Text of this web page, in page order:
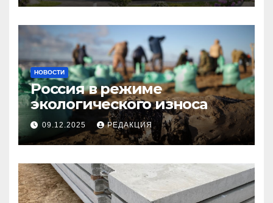
НОВОСТИ
Россия в режиме
экологического износа
09.12.2025 РЕДАКЦИЯ